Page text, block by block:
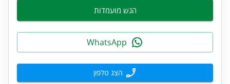
הגש מועמדות
הצג טלפון